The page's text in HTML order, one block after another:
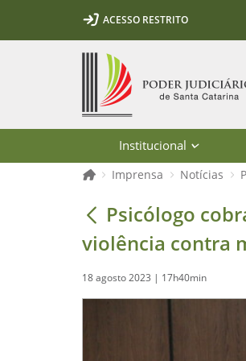
Ir para o conteúdo
Ir para a ferramenta de acessibilidade -
Ir para o menu principal
Ir para a pesquisa
Ir para o rodapé
Ir para a página inicialACESSO RESTRITO
Institucional
Página inicial
Imprensa Notícias
Psicólogo cobra
Psicólogo
violência contra
18 agosto 2023 | 17h40min